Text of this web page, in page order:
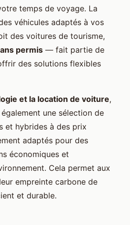
temps de voyage. La
véhicules adaptés à vos
des voitures de tourisme,
permis — fait partie de
des solutions flexibles
et la location de voiture,
une sélection de
et hybrides à des prix
adaptés pour des
économiques et
Cela permet aux
empreinte carbone de
et durable.